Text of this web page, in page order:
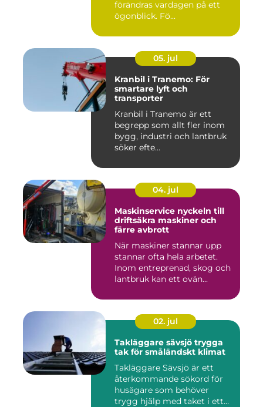
förändras vardagen på ett
ögonblick. Fö...
05. jul
Kranbil i Tranemo: För
smartare lyft och
transporter
Kranbil i Tranemo är ett
begrepp som allt fler inom
bygg, industri och lantbruk
söker efte...
04. jul
Maskinservice nyckeln till
driftsäkra maskiner och
färre avbrott
När maskiner stannar upp
stannar ofta hela arbetet.
Inom entreprenad, skog och
lantbruk kan ett ovän...
02. jul
Takläggare sävsjö trygga
tak för småländskt klimat
Takläggare Sävsjö är ett
återkommande sökord för
husägare som behöver
trygg hjälp med taket i ett